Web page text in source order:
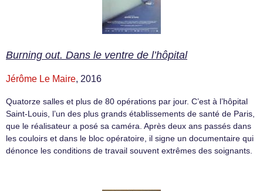
Burning out. Dans le ventre de l’hôpital
Jérôme Le Maire, 2016
Quatorze salles et plus de 80 opérations par jour. C’est à l’hôpital
Saint-Louis, l’un des plus grands établissements de santé de Paris,
que le réalisateur a posé sa caméra. Après deux ans passés dans
les couloirs et dans le bloc opératoire, il signe un documentaire qui
dénonce les conditions de travail souvent extrêmes des soignants.